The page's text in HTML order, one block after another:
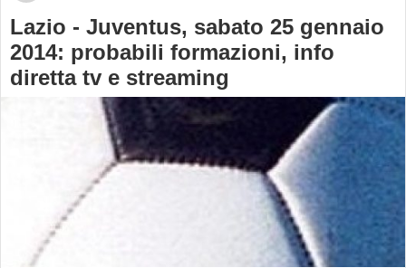
Lazio - Juventus, sabato 25 gennaio
2014: probabili formazioni, info
diretta tv e streaming